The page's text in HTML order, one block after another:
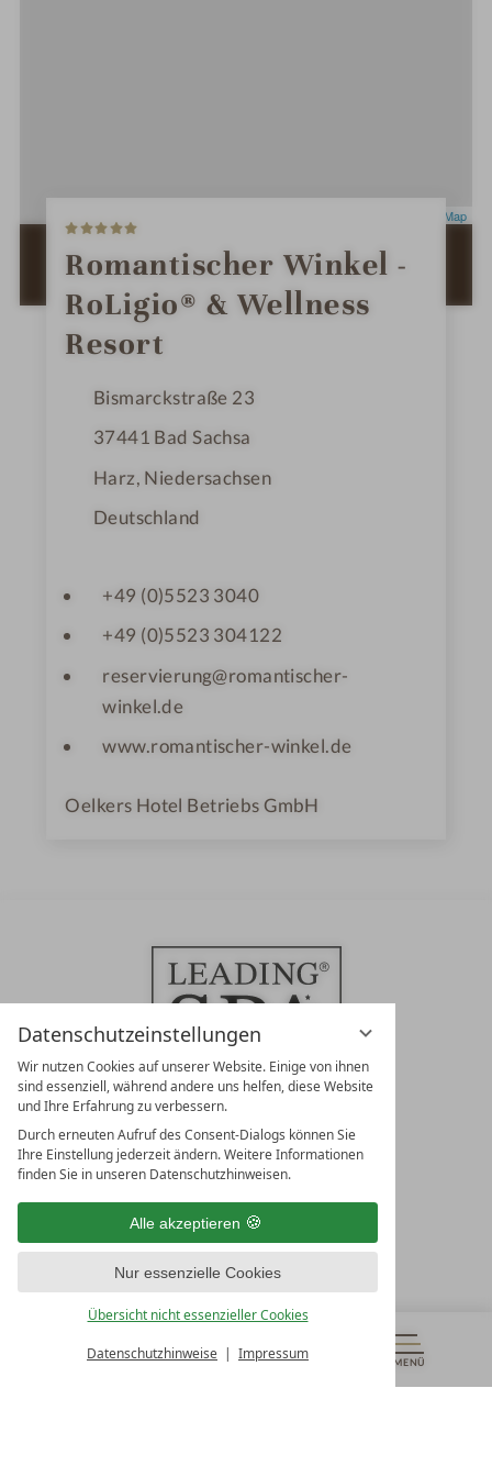
Datenschutzeinstellungen
Wir nutzen Cookies auf unserer Website. Einige von ihnen
sind essenziell, während andere uns helfen, diese Website
und Ihre Erfahrung zu verbessern.
Durch erneuten Aufruf des Consent-Dialogs können Sie
Ihre Einstellung jederzeit ändern. Weitere Informationen
finden Sie in unseren Datenschutzhinweisen.
Alle akzeptieren
Nur essenzielle Cookies
Übersicht nicht essenzieller Cookies
Datenschutzhinweise Impressum
MENÜ
GUTSCHEINE & MEHR ALLE RESORTS
OpenStreetMap
ZUR ROUTENPLANUNG MIT GOOGLE
MAPS
t
e
r
n
e
Romantischer Winkel -
RoLigio® & Wellness
Resort
Bismarckstraße 23
37441 Bad Sachsa
Harz, Niedersachsen
Deutschland
+49 (0)5523 3040
+49 (0)5523 304122
reservierung@romantischer-
winkel.de
www.romantischer-winkel.de
Oelkers Hotel Betriebs GmbH
LEADING SPA RESORTS
10. Oktober Str. 17/Top 1
Österreich
T +43 4242 22077
UNSERE ÖFFNUNGSZEITEN